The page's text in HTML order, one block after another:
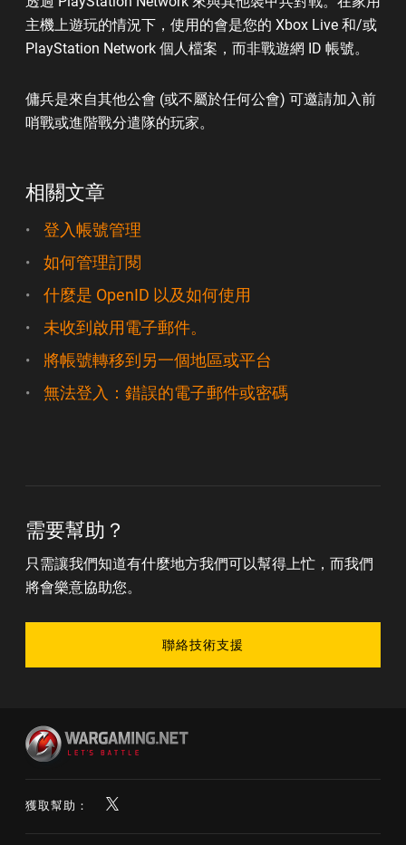
主機上遊玩的情況下，使用的會是您的 Xbox Live 和/或
PlayStation Network 個人檔案，而非戰遊網 ID 帳號。
傭兵是來自其他公會 (或不屬於任何公會) 可邀請加入前
哨戰或進階戰分遣隊的玩家。
相關文章
登入帳號管理
如何管理訂閱
什麼是 OpenID 以及如何使用
未收到啟用電子郵件。
將帳號轉移到另一個地區或平台
無法登入：錯誤的電子郵件或密碼
需要幫助？
只需讓我們知道有什麼地方我們可以幫得上忙，而我們
將會樂意協助您。
聯絡技術支援
獲取幫助：